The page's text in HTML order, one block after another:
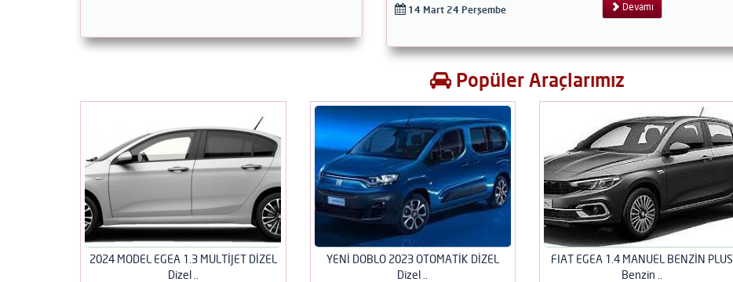
14 Mart 24 Perşembe Devamı
Popüler Araçlarımız
2024 MODEL EGEA 1.3 MULTİJET DİZEL
Dizel ..
YENİ DOBLO 2023 OTOMATİK DİZEL
Dizel ..
FIAT EGEA 1.4 MANUEL BENZİN PLUS
Benzin ..